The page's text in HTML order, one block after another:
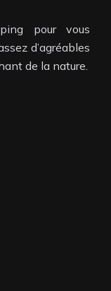
pour vous
d’agréables
de la nature.